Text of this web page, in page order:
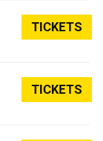
TICKETS
TICKETS